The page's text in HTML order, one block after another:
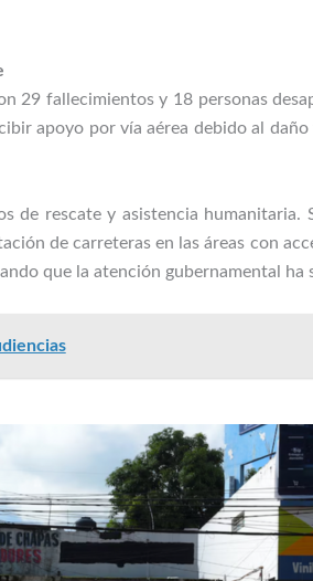
29 fallecimientos y 18 personas
apoyo por vía aérea debido al
de rescate y asistencia
de carreteras en las áreas con
que la atención gubernamental ha